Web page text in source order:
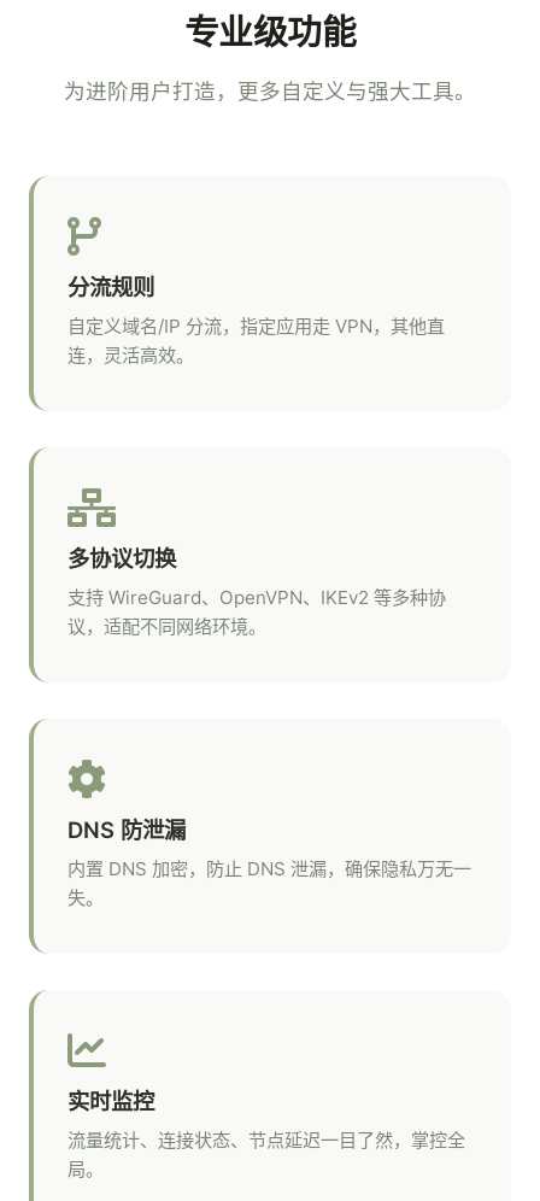
专业级功能
为进阶用户打造，更多自定义与强大工具。
分流规则
自定义域名/IP 分流，指定应用走 VPN，其他直
连，灵活高效。
多协议切换
支持 WireGuard、OpenVPN、IKEv2 等多种协
议，适配不同网络环境。
DNS 防泄漏
内置 DNS 加密，防止 DNS 泄漏，确保隐私万无一
失。
实时监控
流量统计、连接状态、节点延迟一目了然，掌控全
局。